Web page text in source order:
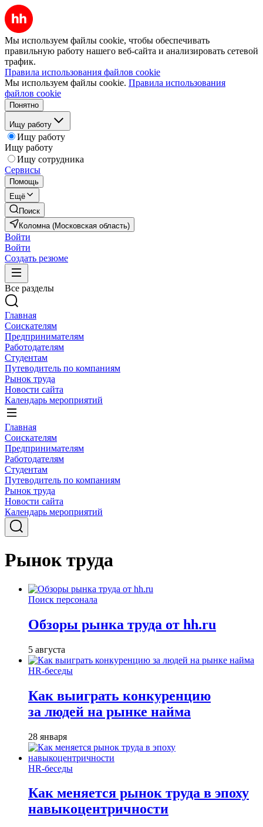
Мы используем файлы cookie, чтобы обеспечивать
правильную работу нашего веб-сайта и анализировать сетевой
трафик.
Правила использования файлов cookie
Мы используем файлы cookie. Правила использования
файлов cookie
Понятно
Ищу работу
Ищу работу
Ищу работу
Ищу сотрудника
Сервисы
Помощь
Ещё
Поиск
Коломна (Московская область)
Войти
Войти
Создать резюме
Все разделы
Главная
Соискателям
Предпринимателям
Работодателям
Студентам
Путеводитель по компаниям
Рынок труда
Новости сайта
Календарь мероприятий
Главная
Соискателям
Предпринимателям
Работодателям
Студентам
Путеводитель по компаниям
Рынок труда
Новости сайта
Календарь мероприятий
Рынок труда
Поиск персонала
Обзоры рынка труда от hh.ru
5 августа
HR-беседы
Как выиграть конкуренцию
за людей на рынке найма
28 января
HR-беседы
Как меняется рынок труда в эпоху
навыкоцентричности